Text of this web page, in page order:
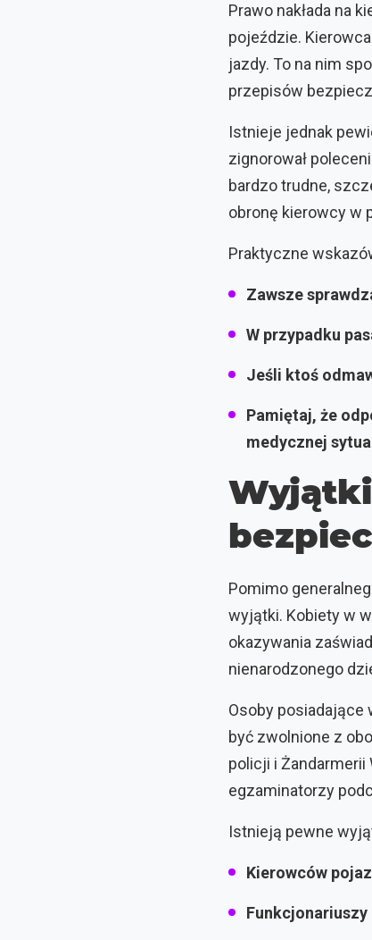
Prawo nakłada na
pojeździe.
jazdy. To na nim
przepisów
Istnieje jednak
zignorował
bardzo trudne,
obronę kierowcy w
Praktyczne
Zawsze
W przypadku
Jeśli ktoś
Pamiętaj, że
medycznej
Pomimo
wyjątki. Kobiety w
okazywania
nienarodzonego
Osoby
być zwolnione z
policji i
egzaminatorzy
Istnieją pewne
Kierowców